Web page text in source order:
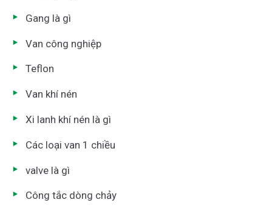
Gang là gì
Van công nghiệp
Teflon
Van khí nén
Xi lanh khí nén là gì
Các loại van 1 chiều
valve là gì
Công tắc dòng chảy